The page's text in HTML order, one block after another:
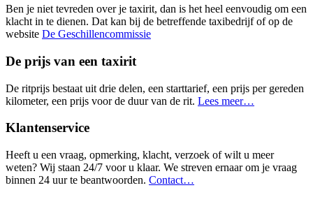
Ben je niet tevreden over je taxirit, dan is het heel eenvoudig om een
klacht in te dienen. Dat kan bij de betreffende taxibedrijf of op de
website De Geschillencommissie
De prijs van een taxirit
De ritprijs bestaat uit drie delen, een starttarief, een prijs per gereden
kilometer, een prijs voor de duur van de rit. Lees meer…
Klantenservice
Heeft u een vraag, opmerking, klacht, verzoek of wilt u meer
weten? Wij staan 24/7 voor u klaar. We streven ernaar om je vraag
binnen 24 uur te beantwoorden. Contact…